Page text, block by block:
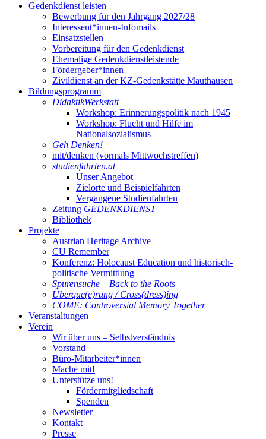
Gedenkdienst leisten
Bewerbung für den Jahrgang 2027/28
Interessent*innen-Infomails
Einsatzstellen
Vorbereitung für den Gedenkdienst
Ehemalige Gedenkdienstleistende
Fördergeber*innen
Zivildienst an der KZ-Gedenkstätte Mauthausen
Bildungsprogramm
DidaktikWerkstatt
Workshop: Erinnerungspolitik nach 1945
Workshop: Flucht und Hilfe im
Nationalsozialismus
Geh Denken!
mit/denken (vormals Mittwochstreffen)
studienfahrten.at
Unser Angebot
Zielorte und Beispielfahrten
Vergangene Studienfahrten
Zeitung GEDENKDIENST
Bibliothek
Projekte
Austrian Heritage Archive
CU Remember
Konferenz: Holocaust Education und historisch-
politische Vermittlung
Spurensuche – Back to the Roots
Überque(e)rung / Cross(dress)ing
COME: Controversial Memory Together
Veranstaltungen
Verein
Wir über uns – Selbstverständnis
Vorstand
Büro-Mitarbeiter*innen
Mache mit!
Unterstütze uns!
Fördermitgliedschaft
Spenden
Newsletter
Kontakt
Presse